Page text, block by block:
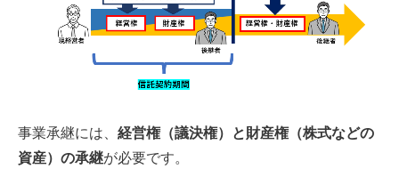
事業承継には、 経営権（議決権）と財産権（株式などの
資産）の承継が必要です。